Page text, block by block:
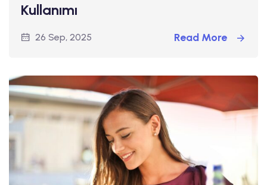
Kullanımı
26 Sep, 2025 Read More